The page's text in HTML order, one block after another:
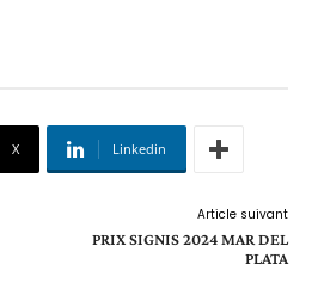
X Linkedin
Article suivant
PRIX SIGNIS 2024 MAR DEL
PLATA